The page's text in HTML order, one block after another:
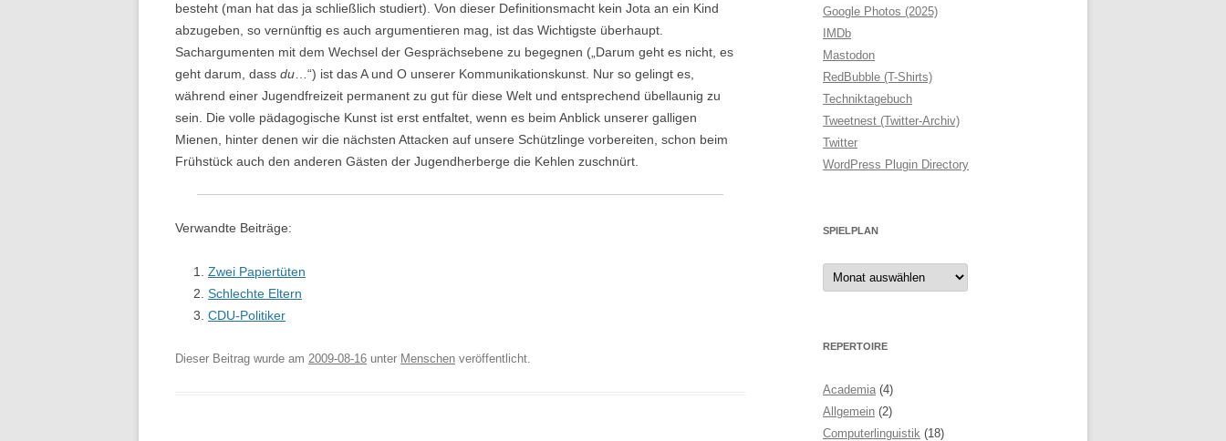
besteht (man hat das ja schließlich studiert). Von dieser Definitionsmacht kein Jota an ein Kind
abzugeben, so vernünftig es auch argumentieren mag, ist das Wichtigste überhaupt.
Sachargumenten mit dem Wechsel der Gesprächsebene zu begegnen („Darum geht es nicht, es
geht darum, dass du …“) ist das A und O unserer Kommunikationskunst. Nur so gelingt es,
während einer Jugendfreizeit permanent zu gut für diese Welt und entsprechend übellaunig zu
sein. Die volle pädagogische Kunst ist erst entfaltet, wenn es beim Anblick unserer galligen
Mienen, hinter denen wir die nächsten Attacken auf unsere Schützlinge vorbereiten, schon beim
Frühstück auch den anderen Gästen der Jugendherberge die Kehlen zuschnürt.
Verwandte Beiträge:
Zwei Papiertüten
Schlechte Eltern
CDU-Politiker
Dieser Beitrag wurde am 2009-08-16 unter Menschen veröffentlicht.
Google Photos (2025)
IMDb
Mastodon
RedBubble (T-Shirts)
Techniktagebuch
Tweetnest (Twitter-Archiv)
Twitter
WordPress Plugin Directory
SPIELPLAN
Spielplan
REPERTOIRE
Academia (4)
Allgemein (2)
Computerlinguistik (18)